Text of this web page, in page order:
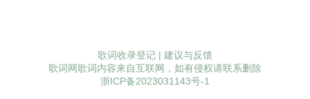
歌词收录登记 | 建议与反馈
歌词网歌词内容来自互联网，如有侵权请联系删除
浙ICP备2023031143号-1